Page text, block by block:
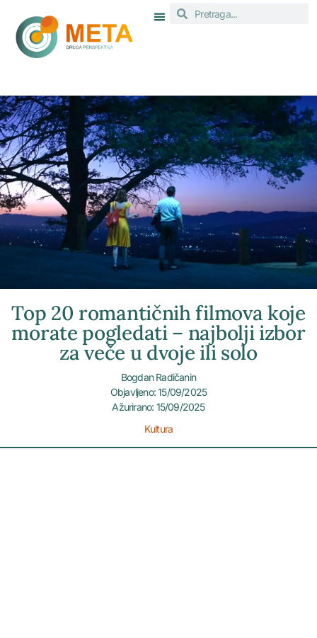
Top 20 romantičnih filmova koje
morate pogledati – najbolji izbor
za veče u dvoje ili solo
Bogdan Radičanin
Objavljeno: 15/09/2025
Ažurirano: 15/09/2025
Kultura